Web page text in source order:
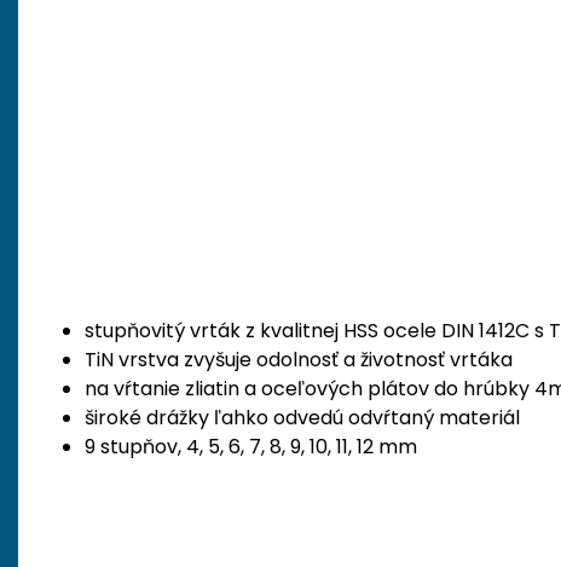
stupňovitý vrták z kvalitnej HSS ocele DIN 1412C s
TiN vrstva zvyšuje odolnosť a životnosť vrtáka
na vŕtanie zliatin a oceľových plátov do hrúbky
široké drážky ľahko odvedú odvŕtaný materiál
9 stupňov, 4, 5, 6, 7, 8, 9, 10, 11, 12 mm